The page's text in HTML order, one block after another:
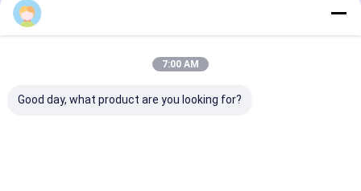
7:00 AM
Good day, what product are you looking for?